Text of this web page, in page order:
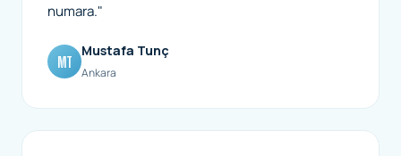
numara."
MT
Mustafa Tunç
Ankara